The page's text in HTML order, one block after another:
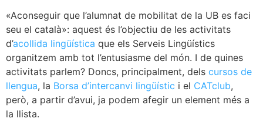
«Aconseguir que l’alumnat de mobilitat de la UB es faci
seu el català»: aquest és l’objectiu de les activitats
d’acollida lingüística que els Serveis Lingüístics
organitzem amb tot l’entusiasme del món. I de quines
activitats parlem? Doncs, principalment, dels cursos de
llengua, la Borsa d’intercanvi lingüístic i el CATclub,
però, a partir d’avui, ja podem afegir un element més a
la llista.